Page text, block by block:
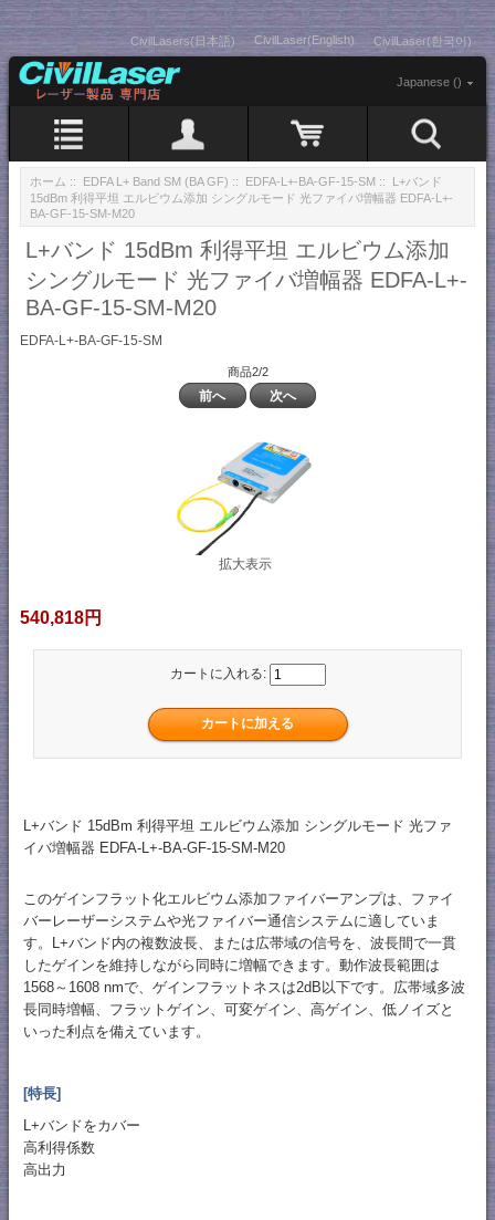
CivilLasers(日本語) CivilLaser(English) CivilLaser(한국어)
Japanese ()
ホーム :: EDFA L+ Band SM (BA GF) :: EDFA-L+-BA-GF-15-SM :: L+バンド
15dBm 利得平坦 エルビウム添加 シングルモード 光ファイバ増幅器 EDFA-L+-
BA-GF-15-SM-M20
L+バンド 15dBm 利得平坦 エルビウム添加
シングルモード 光ファイバ増幅器 EDFA-L+-
BA-GF-15-SM-M20
EDFA-L+-BA-GF-15-SM
商品2/2
前へ 次へ
拡大表示
540,818円
カートに入れる:
L+バンド 15dBm 利得平坦 エルビウム添加 シングルモード 光ファ
イバ増幅器 EDFA-L+-BA-GF-15-SM-M20
このゲインフラット化エルビウム添加ファイバーアンプは、ファイ
バーレーザーシステムや光ファイバー通信システムに適していま
す。L+バンド内の複数波長、または広帯域の信号を、波長間で一貫
したゲインを維持しながら同時に増幅できます。動作波長範囲は
1568～1608 nmで、ゲインフラットネスは2dB以下です。広帯域多波
長同時増幅、フラットゲイン、可変ゲイン、高ゲイン、低ノイズと
いった利点を備えています。
[特長]
L+バンドをカバー
高利得係数
高出力